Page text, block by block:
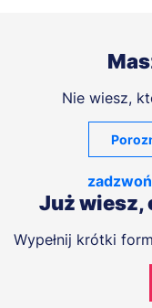
Nie wiesz,
zadzwoń
Już wiesz,
Wypełnij krótki